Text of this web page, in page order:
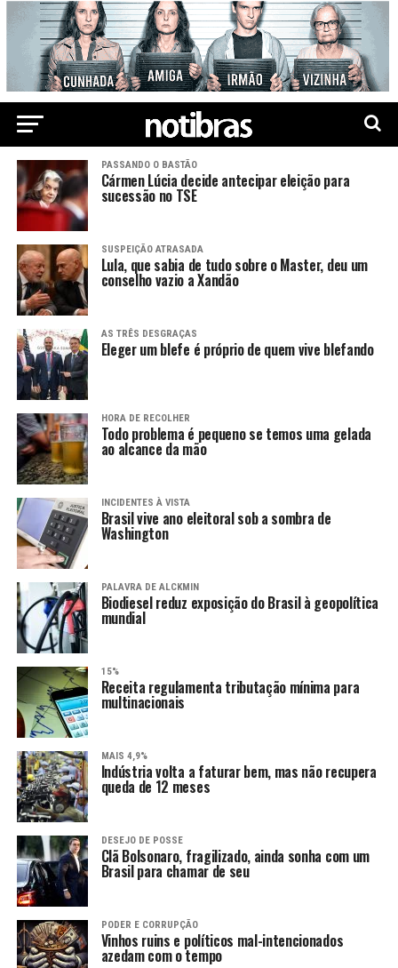
PASSANDO O BASTÃO
Cármen Lúcia decide antecipar eleição para
sucessão no TSE
SUSPEIÇÃO ATRASADA
Lula, que sabia de tudo sobre o Master, deu um
conselho vazio a Xandão
AS TRÊS DESGRAÇAS
Eleger um blefe é próprio de quem vive blefando
HORA DE RECOLHER
Todo problema é pequeno se temos uma gelada
ao alcance da mão
INCIDENTES À VISTA
Brasil vive ano eleitoral sob a sombra de
Washington
PALAVRA DE ALCKMIN
Biodiesel reduz exposição do Brasil à geopolítica
mundial
15%
Receita regulamenta tributação mínima para
multinacionais
MAIS 4,9%
Indústria volta a faturar bem, mas não recupera
queda de 12 meses
DESEJO DE POSSE
Clã Bolsonaro, fragilizado, ainda sonha com um
Brasil para chamar de seu
PODER E CORRUPÇÃO
Vinhos ruins e políticos mal-intencionados
azedam com o tempo